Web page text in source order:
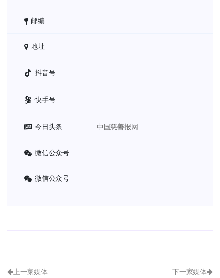
邮编
地址
抖音号
快手号
今日头条 中国慈善报网
微信公众号
微信公众号
上一家媒体 下一家媒体